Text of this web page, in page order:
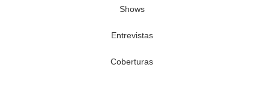
Shows
Entrevistas
Coberturas